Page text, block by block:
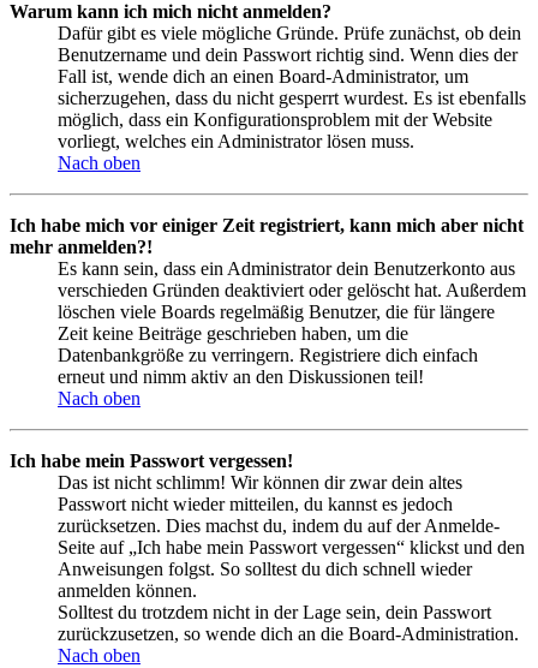
Warum kann ich mich nicht anmelden?
Dafür gibt es viele mögliche Gründe. Prüfe zunächst, ob dein
Benutzername und dein Passwort richtig sind. Wenn dies der
Fall ist, wende dich an einen Board-Administrator, um
sicherzugehen, dass du nicht gesperrt wurdest. Es ist ebenfalls
möglich, dass ein Konfigurationsproblem mit der Website
vorliegt, welches ein Administrator lösen muss.
Nach oben
Ich habe mich vor einiger Zeit registriert, kann mich aber nicht
mehr anmelden?!
Es kann sein, dass ein Administrator dein Benutzerkonto aus
verschieden Gründen deaktiviert oder gelöscht hat. Außerdem
löschen viele Boards regelmäßig Benutzer, die für längere
Zeit keine Beiträge geschrieben haben, um die
Datenbankgröße zu verringern. Registriere dich einfach
erneut und nimm aktiv an den Diskussionen teil!
Nach oben
Ich habe mein Passwort vergessen!
Das ist nicht schlimm! Wir können dir zwar dein altes
Passwort nicht wieder mitteilen, du kannst es jedoch
zurücksetzen. Dies machst du, indem du auf der Anmelde-
Seite auf „Ich habe mein Passwort vergessen“ klickst und den
Anweisungen folgst. So solltest du dich schnell wieder
anmelden können.
Solltest du trotzdem nicht in der Lage sein, dein Passwort
zurückzusetzen, so wende dich an die Board-Administration.
Nach oben